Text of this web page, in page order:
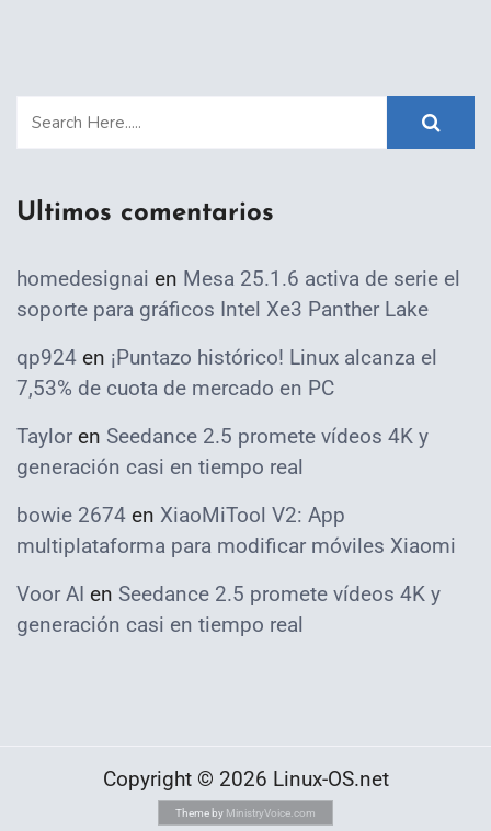
Ultimos comentarios
homedesignai en Mesa 25.1.6 activa de serie el
soporte para gráficos Intel Xe3 Panther Lake
qp924 en ¡Puntazo histórico! Linux alcanza el
7,53% de cuota de mercado en PC
Taylor en Seedance 2.5 promete vídeos 4K y
generación casi en tiempo real
bowie 2674 en XiaoMiTool V2: App
multiplataforma para modificar móviles Xiaomi
Voor AI en Seedance 2.5 promete vídeos 4K y
generación casi en tiempo real
Copyright © 2026 Linux-OS.net
Theme by MinistryVoice.com